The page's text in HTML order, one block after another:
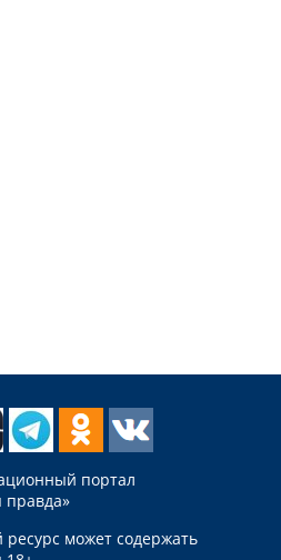
портал
правда»
может содержать